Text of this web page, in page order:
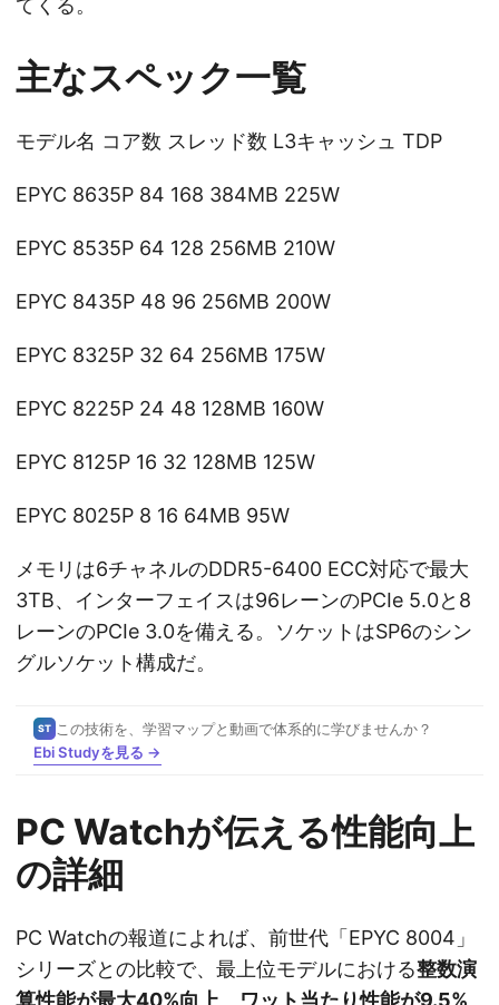
てくる。
主なスペック一覧
モデル名 コア数 スレッド数 L3キャッシュ TDP
EPYC 8635P 84 168 384MB 225W
EPYC 8535P 64 128 256MB 210W
EPYC 8435P 48 96 256MB 200W
EPYC 8325P 32 64 256MB 175W
EPYC 8225P 24 48 128MB 160W
EPYC 8125P 16 32 128MB 125W
EPYC 8025P 8 16 64MB 95W
メモリは6チャネルのDDR5-6400 ECC対応で最大
3TB、インターフェイスは96レーンのPCIe 5.0と8
レーンのPCIe 3.0を備える。ソケットはSP6のシン
グルソケット構成だ。
ST
この技術を、学習マップと動画で体系的に学びませんか？
Ebi Studyを見る →
PC Watchが伝える性能向上
の詳細
PC Watchの報道によれば、前世代「EPYC 8004」
シリーズとの比較で、最上位モデルにおける整数演
算性能が最大40%向上
ワット当たり性能が9.5%